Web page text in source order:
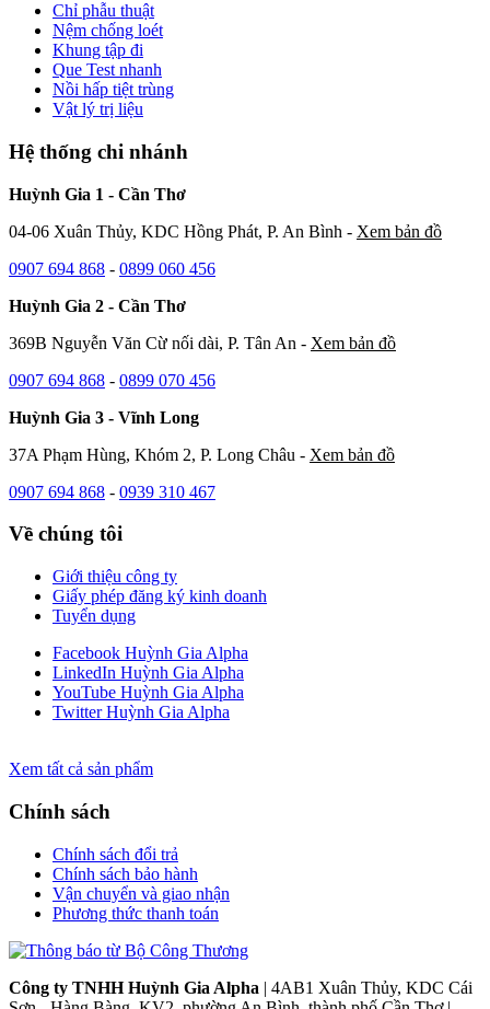
Chỉ phẫu thuật
Nệm chống loét
Khung tập đi
Que Test nhanh
Nồi hấp tiệt trùng
Vật lý trị liệu
Hệ thống chi nhánh
Huỳnh Gia 1 - Cần Thơ
04-06 Xuân Thủy, KDC Hồng Phát, P. An Bình - Xem bản đồ
0907 694 868 - 0899 060 456
Huỳnh Gia 2 - Cần Thơ
369B Nguyễn Văn Cừ nối dài, P. Tân An - Xem bản đồ
0907 694 868 - 0899 070 456
Huỳnh Gia 3 - Vĩnh Long
37A Phạm Hùng, Khóm 2, P. Long Châu - Xem bản đồ
0907 694 868 - 0939 310 467
Về chúng tôi
Giới thiệu công ty
Giấy phép đăng ký kinh doanh
Tuyển dụng
Facebook Huỳnh Gia Alpha
LinkedIn Huỳnh Gia Alpha
YouTube Huỳnh Gia Alpha
Twitter Huỳnh Gia Alpha
Xem tất cả sản phẩm
Chính sách
Chính sách đổi trả
Chính sách bảo hành
Vận chuyển và giao nhận
Phương thức thanh toán
Công ty TNHH Huỳnh Gia Alpha | 4AB1 Xuân Thủy, KDC Cái